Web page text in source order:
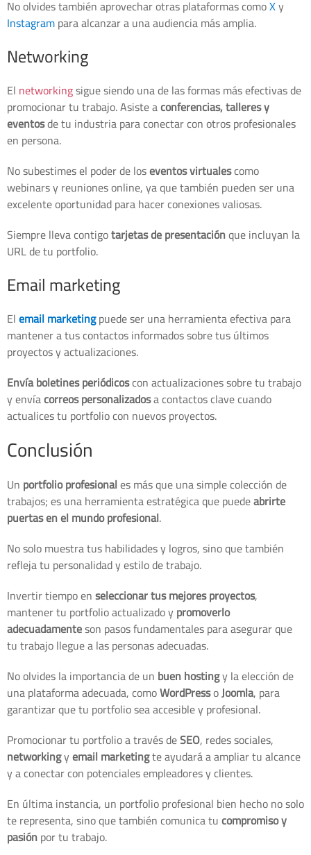
No olvides también aprovechar otras plataformas comoXy
Instagrampara alcanzar a una audiencia más amplia.
Networking
El networkingsigue siendo una de las formas más efectivas de
promocionar tu trabajo. Asiste aconferencias, talleres y
eventosde tu industria para conectar con otros profesionales
en persona.
No subestimes el poder de loseventos virtualescomo
webinars y reuniones online, ya que también pueden ser una
excelente oportunidad para hacer conexiones valiosas.
Siempre lleva contigotarjetas de presentaciónque incluyan la
URL de tu portfolio.
Email marketing
Elemail marketingpuede ser una herramienta efectiva para
mantener a tus contactos informados sobre tus últimos
proyectos y actualizaciones.
Envía boletines periódicoscon actualizaciones sobre tu trabajo
y envíacorreos personalizadosa contactos clave cuando
actualices tu portfolio con nuevos proyectos.
Conclusión
Un portfolio profesionales más que una simple colección de
trabajos; es una herramienta estratégica que puedeabrirte
puertas en el mundo profesional.
No solo muestra tus habilidades y logros, sino que también
refleja tu personalidad y estilo de trabajo.
Invertir tiempo enseleccionar tus mejores proyectos,
mantener tu portfolio actualizado ypromoverlo
adecuadamenteson pasos fundamentales para asegurar que
tu trabajo llegue a las personas adecuadas.
No olvides la importancia de un buen hostingy la elección de
una plataforma adecuada, comoWordPressoJoomla, para
garantizar que tu portfolio sea accesible y profesional.
Promocionar tu portfolio a través deSEO, redes sociales,
networkingyemail marketingte ayudará a ampliar tu alcance
y a conectar con potenciales empleadores y clientes.
En última instancia, un portfolio profesional bien hecho no solo
te representa, sino que también comunica tucompromiso y
pasiónpor tu trabajo.